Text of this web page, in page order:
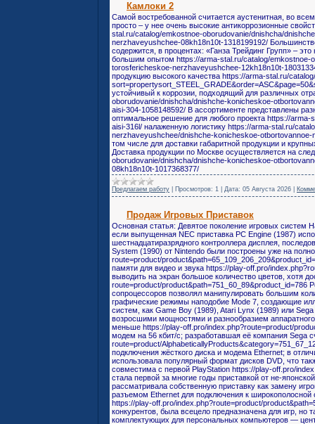
Камлоки 2
Самой востребованной считается аустенитная, во
просто – у нее очень высокие антикоррозионные
stal.ru/catalog/emkostnoe-oborudovanie/dnishcha/
nerzhaveyushchee-08kh18n10t-1318199192/
содержится, в процентах: «Ганза Трейдинг Групп» –
большим опытом https://arma-stal.ru/catalog/emkostnoe-
torosfericheskoe-nerzhaveyushchee-12kh18n10t-
продукцию высокого качества https://arma-stal.ru/
устойчивый к коррозии, подходящий для различных
oborudovanie/dnishcha/dnishche-konicheskoe-
aisi-304-1058148592/ В ассортименте представлены
оптимальное решение для любого проекта https://
aisi-316l/ налаженную логистику https://arma-stal.ru/
nerzhaveyushchee/dnishche-konicheskoe-
том числе для доставки габаритной продукции и
Доставка продукции по Москве осуществляется на
oborudovanie/dnishcha/dnishche-konicheskoe-
08kh18n10t-1017368377/
Предлагаем работу Просмотров: 1 Дата: 05 Августа 2026
Продаж Игровых Приставок
Основная статья: Девятое поколение игровых систем
если выпущенная NEC приставка PC Engine (1987)
шестнадцатиразрядного контроллера дисплея,
System (1990) от Nintendo были построены уже на
route=product/
памяти для видео и звука https://play-off.pro/
выводить на экран большое количество цветов, хотя
route=product/product&path=751_60_89&product_id=786
сопроцессоров позволял манипулировать большим
графические режимы наподобие Mode 7, создающие
систем, как Game Boy (1989), Atari Lynx (1989) или
возросшими мощностями и разнообразием
меньше https://play-off.pro/index.php?route=product/
модем на 56 кбит/с; разработавшая её компания Sega
route=product/
подключения жёсткого диска и модема Ethernet; в
использовала популярный формат дисков DVD, что
совместима с первой PlayStation https://play-off.pro/
стала первой за многие годы приставкой от не-
рассматривала собственную приставку как замену
разъемом Ethernet для подключения к широкополосной
https://play-off.pro/index.php?route=product/
конкурентов, была всецело предназначена для игр, но
комплектующих для персональных компьютеров —